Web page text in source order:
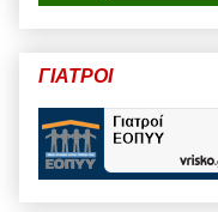
ΓΙΑΤΡΟΙ